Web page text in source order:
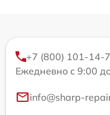
+7 (800) 101-14-
Ежедневно с 9:00
info@sharp-